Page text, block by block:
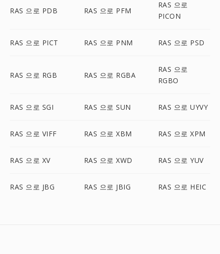
RAS 으로 PDB RAS 으로 PFM
RAS 으로
PICON
RAS 으로 PICT RAS 으로 PNM RAS 으로 PSD
RAS 으로 RGB RAS 으로 RGBA
RAS 으로
RGBO
RAS 으로 SGI RAS 으로 SUN RAS 으로 UYVY
RAS 으로 VIFF RAS 으로 XBM RAS 으로 XPM
RAS 으로 XV RAS 으로 XWD RAS 으로 YUV
RAS 으로 JBG RAS 으로 JBIG RAS 으로 HEIC